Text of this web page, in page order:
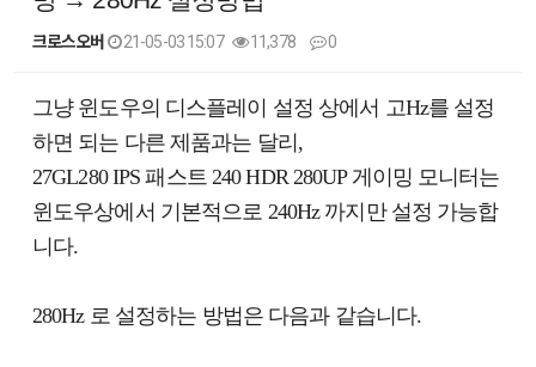
크로스오버 21-05-03 15:07 11,378 0
본문
그냥 윈도우의 디스플레이 설정 상에서 고Hz를 설정
하면 되는 다른 제품과는 달리,
27GL280 IPS 패스트 240 HDR 280UP 게이밍 모니터는
윈도우상에서 기본적으로 240Hz 까지만 설정 가능합
니다.
280Hz 로 설정하는 방법은 다음과 같습니다.